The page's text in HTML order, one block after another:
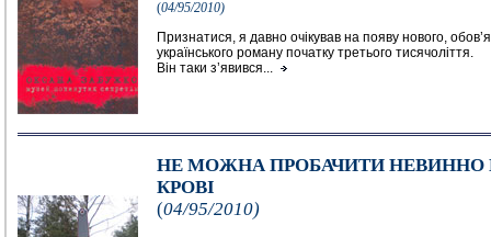
(04/95/2010)
Признатися, я давно очікував на появу нового,
українського роману початку третього тисячоліття.
Він таки з’явився...
НЕ МОЖНА ПРОБАЧИТИ НЕВИННО
КРОВІ
(04/95/2010)